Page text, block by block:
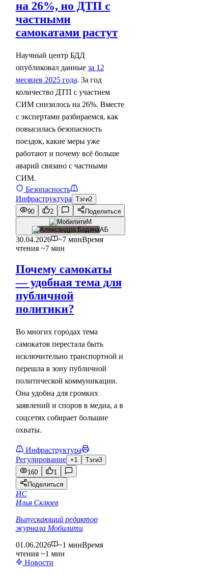
на 26%, но ДТП с
частными
самокатами растут
Научный центр БДД
опубликовал данные за 12
месяцев 2025 года. За год
количество ДТП с участием
СИМ снизилось на 26%. Вместе
с экспертами разбираемся, как
повысилась безопасность
поездок, какие меры уже
работают и почему всё больше
аварий связано с частными
СИМ.
Безопасность
Инфраструктура Тэги2
90
2
Поделиться
М
АБ
30.04.2026 ~7 минВремя
чтения ~7 мин
Почему самокаты
— удобная тема для
публичной
политики?
Во многих городах тема
самокатов перестала быть
исключительно транспортной и
перешла в зону публичной
политической коммуникации.
Она удобна для громких
заявлений и споров в медиа, а в
соцсетях собирает большие
охваты.
Инфраструктура
Регулирование +1 Тэги3
160
1
Поделиться
ИС
Илья Склюев
Выпускающий редактор
журнала Мобилити
01.06.2026
~1 минВремя
чтения ~1 мин
Новости